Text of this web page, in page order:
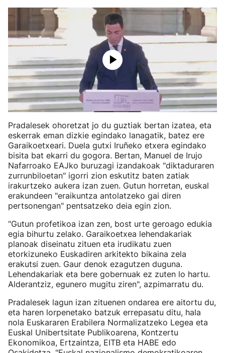
Pradalesek ohoretzat jo du guztiak bertan izatea, eta
eskerrak eman dizkie egindako lanagatik, batez ere
Garaikoetxeari. Duela gutxi Iruñeko etxera egindako
bisita bat ekarri du gogora. Bertan, Manuel de Irujo
Nafarroako EAJko buruzagi izandakoak "diktaduraren
zurrunbiloetan" igorri zion eskutitz baten zatiak
irakurtzeko aukera izan zuen. Gutun horretan, euskal
erakundeen "eraikuntza antolatzeko gai diren
pertsonengan" pentsatzeko deia egin zion.
"Gutun profetikoa izan zen, bost urte geroago edukia
egia bihurtu zelako. Garaikoetxea lehendakariak
planoak diseinatu zituen eta irudikatu zuen
etorkizuneko Euskadiren arkitekto bikaina zela
erakutsi zuen. Gaur denok ezagutzen duguna.
Lehendakariak eta bere gobernuak ez zuten lo hartu.
Alderantziz, egunero mugitu ziren", azpimarratu du.
Pradalesek lagun izan zituenen ondarea ere aitortu du,
eta haren lorpenetako batzuk errepasatu ditu, hala
nola Euskararen Erabilera Normalizatzeko Legea eta
Euskal Unibertsitate Publikoarena, Kontzertu
Ekonomikoa, Ertzaintza, EITB eta HABE edo